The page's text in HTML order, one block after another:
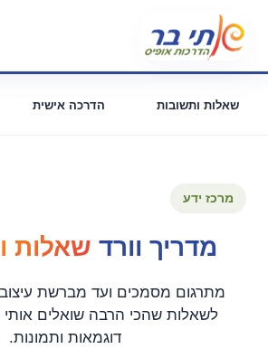
שאלות ותשובות הדרכה אישית
מרכז ידע
מדריך וורד שאלות
מתרגום מסמכים ועד מברשת
דוגמאות ותמונות.